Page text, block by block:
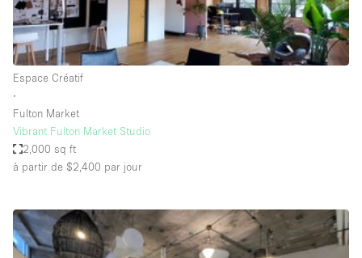
Espace Epuré / Minimaliste
Exposition Véhicules
Internet
Licence Alcool
Lumière du Jour
Parking Privé
Plusieurs Pièces
Espace Créatif
∙
Fulton Market
Vibrant Fulton Market Studio
2,000 sq ft
à partir de $2,400 par jour